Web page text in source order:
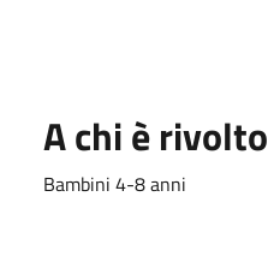
A chi è rivolto
Bambini 4-8 anni